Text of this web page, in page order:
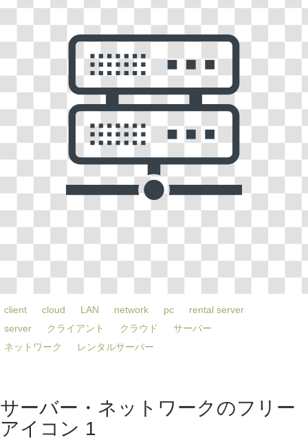
client cloud LAN network pc
rental server
server
クライアント クラウド
サーバー
ネットワーク
レンタルサーバー
サーバー・ネットワークのフリー
アイコン 1